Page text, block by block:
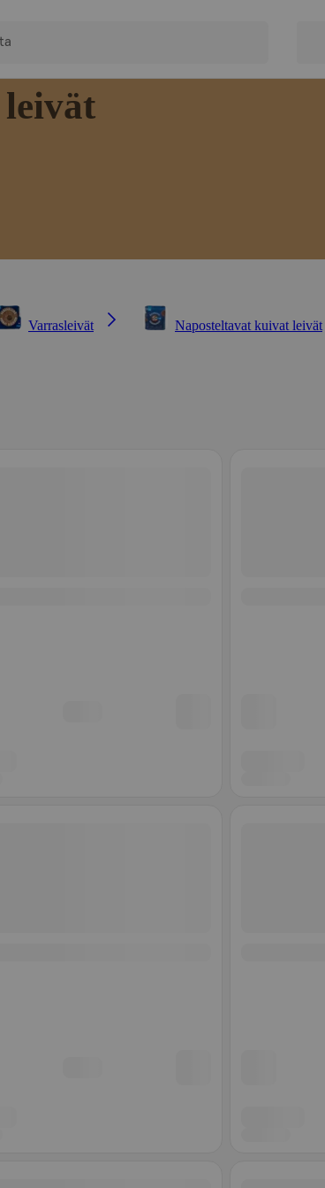
Varrasleivät Naposteltavat kuivat leivät